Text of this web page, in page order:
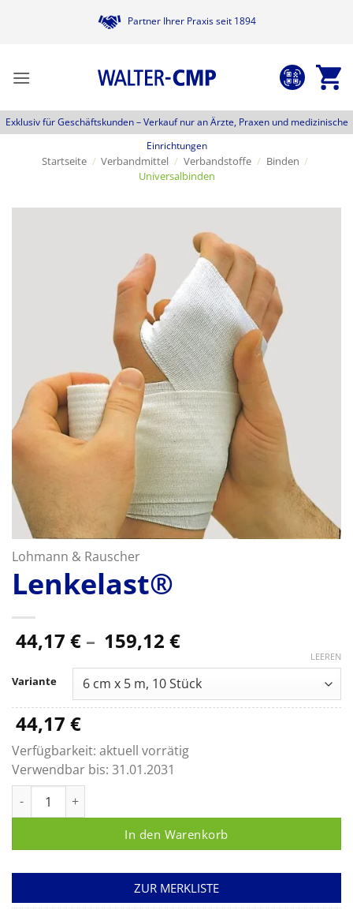
Partner Ihrer Praxis seit 1894
Exklusiv für Geschäftskunden –Verkauf nur an Ärzte, Praxen und medizinische
Einrichtungen
Startseite / Verbandmittel / Verbandstoffe / Binden /
Universalbinden
Lohmann & Rauscher
Lenkelast®
44,17 € – 159,12 €Preisspanne:
bis
159,12 €
Variante
LEEREN
44,17 €
Verfügbarkeit: aktuell vorrätig
Verwendbar bis: 31.01.2031
In den Warenkorb
ZUR MERKLISTE